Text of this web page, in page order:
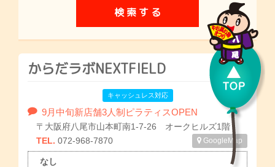
からだラボNEXTFIELD
キャッシュレス対応
9月中旬新店舗3人制ピラティスOPEN
〒大阪府八尾市山本町南1-7-26 オークヒルズ1階
GoogleMap
TEL. 072-968-7870
なし